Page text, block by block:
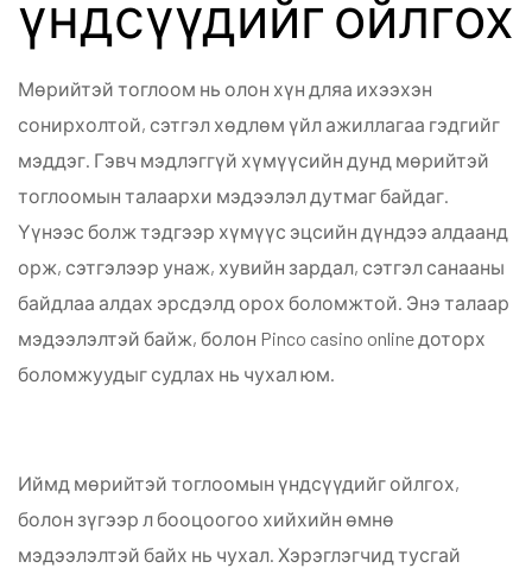
үндсүүдийг ойлгох
Мөрийтэй тоглоом нь олон хүн дляа ихээхэн
сонирхолтой, сэтгэл хөдлөм үйл ажиллагаа гэдгийг
мэддэг. Гэвч мэдлэггүй хүмүүсийн дунд мөрийтэй
тоглоомын талаархи мэдээлэл дутмаг байдаг.
Үүнээс болж тэдгээр хүмүүс эцсийн дүндээ алдаанд
орж, сэтгэлээр унаж, хувийн зардал, сэтгэл санааны
байдлаа алдах эрсдэлд орох боломжтой. Энэ талаар
мэдээлэлтэй байж, болон Pinco casino online доторх
боломжуудыг судлах нь чухал юм.
Иймд мөрийтэй тоглоомын үндсүүдийг ойлгох,
болон зүгээр л бооцоогоо хийхийн өмнө
мэдээлэлтэй байх нь чухал. Хэрэглэгчид тусгай